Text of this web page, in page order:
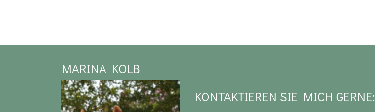
MARINA KOLB
KONTAKTIEREN SIE MICH GERNE: